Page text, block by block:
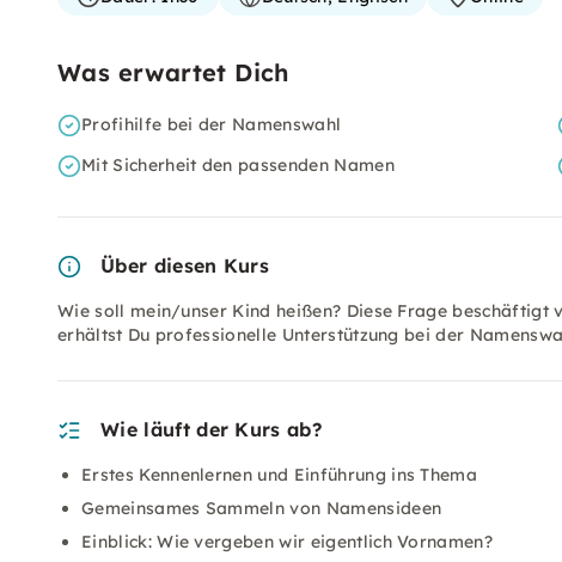
Was erwartet Dich
Profihilfe bei der Namenswahl
Mit Sicherheit den passenden Namen
Über diesen Kurs
Wie soll mein/unser Kind heißen? Diese Frage beschäftigt
erhältst Du professionelle Unterstützung bei der
Wie läuft der Kurs ab?
Erstes Kennenlernen und Einführung ins Thema
Gemeinsames Sammeln von Namensideen
Einblick: Wie vergeben wir eigentlich Vornamen?